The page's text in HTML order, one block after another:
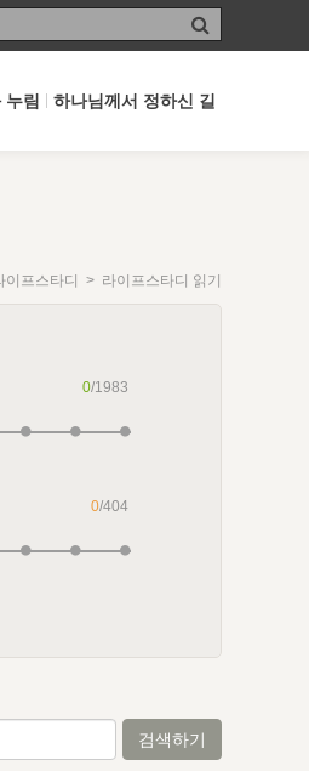
누림 하나님께서 정하신 길
이프스타디 > 라이프스타디 읽기
0/1983
0/404
검색하기